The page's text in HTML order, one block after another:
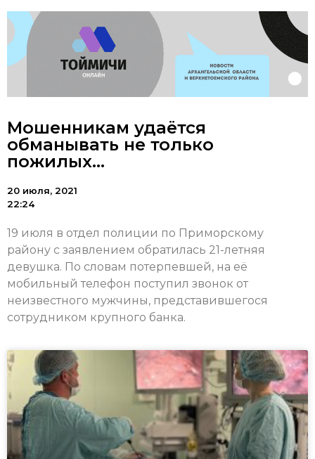
Мошенникам удаётся
обманывать не только
пожилых…
20 июля, 2021
22:24
19 июля в отдел полиции по Приморскому
району с заявлением обратилась 21-летняя
девушка. По словам потерпевшей, на её
мобильный телефон поступил звонок от
неизвестного мужчины, представившегося
сотрудником крупного банка.